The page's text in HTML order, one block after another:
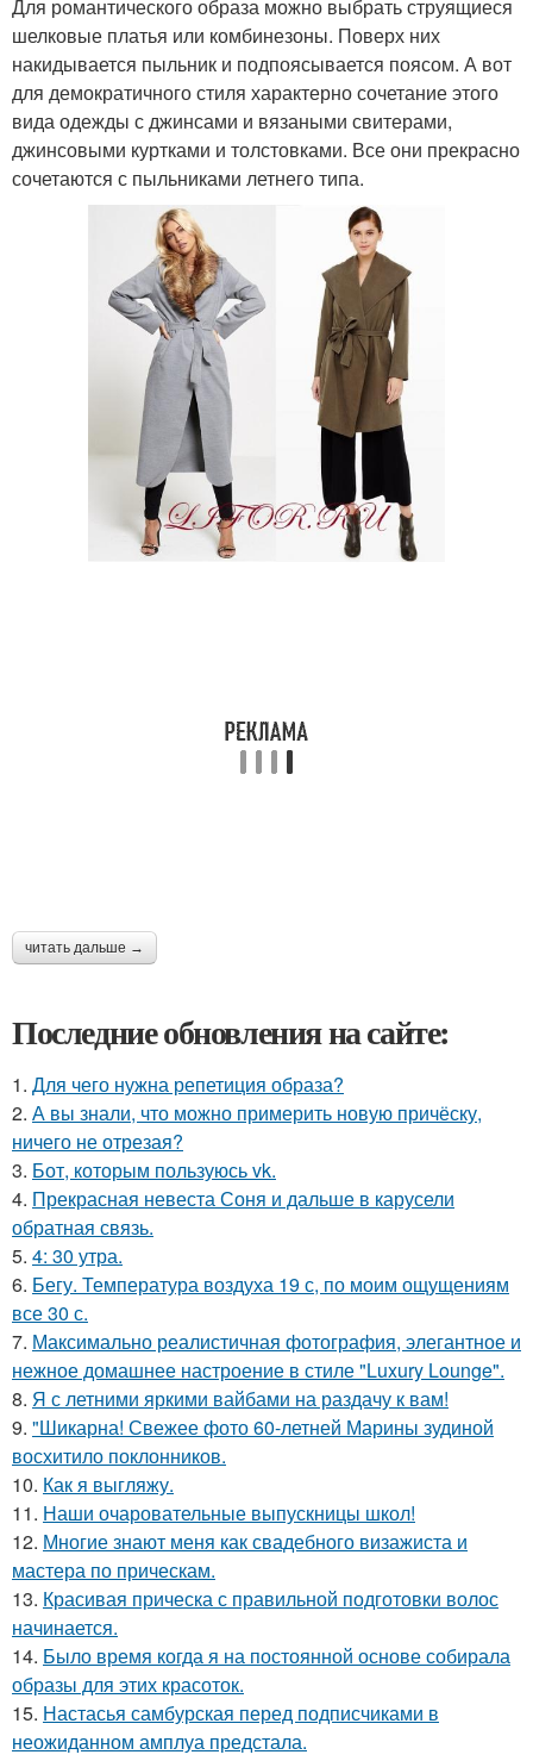
Для романтического образа можно выбрать струящиеся
шелковые платья или комбинезоны. Поверх них
накидывается пыльник и подпоясывается поясом. А вот
для демократичного стиля характерно сочетание этого
вида одежды с джинсами и вязаными свитерами,
джинсовыми куртками и толстовками. Все они прекрасно
сочетаются с пыльниками летнего типа.
читать дальше →
Последние обновления на сайте:
1. Для чего нужна репетиция образа?
2. А вы знали, что можно примерить новую причёску,
ничего не отрезая?
3. Бот, которым пользуюсь vk.
4. Прекрасная невеста Соня и дальше в карусели
обратная связь.
5. 4: 30 утра.
6. Бегу. Температура воздуха 19 с, по моим ощущениям
все 30 с.
7. Максимально реалистичная фотография, элегантное и
нежное домашнее настроение в стиле "Luxury Lounge".
8. Я с летними яркими вайбами на раздачу к вам!
9. "Шикарна! Свежее фото 60-летней Марины зудиной
восхитило поклонников.
10. Как я выгляжу.
11. Наши очаровательные выпускницы школ!
12. Многие знают меня как свадебного визажиста и
мастера по прическам.
13. Красивая прическа с правильной подготовки волос
начинается.
14. Было время когда я на постоянной основе собирала
образы для этих красоток.
15. Настасья самбурская перед подписчиками в
неожиданном амплуа предстала.